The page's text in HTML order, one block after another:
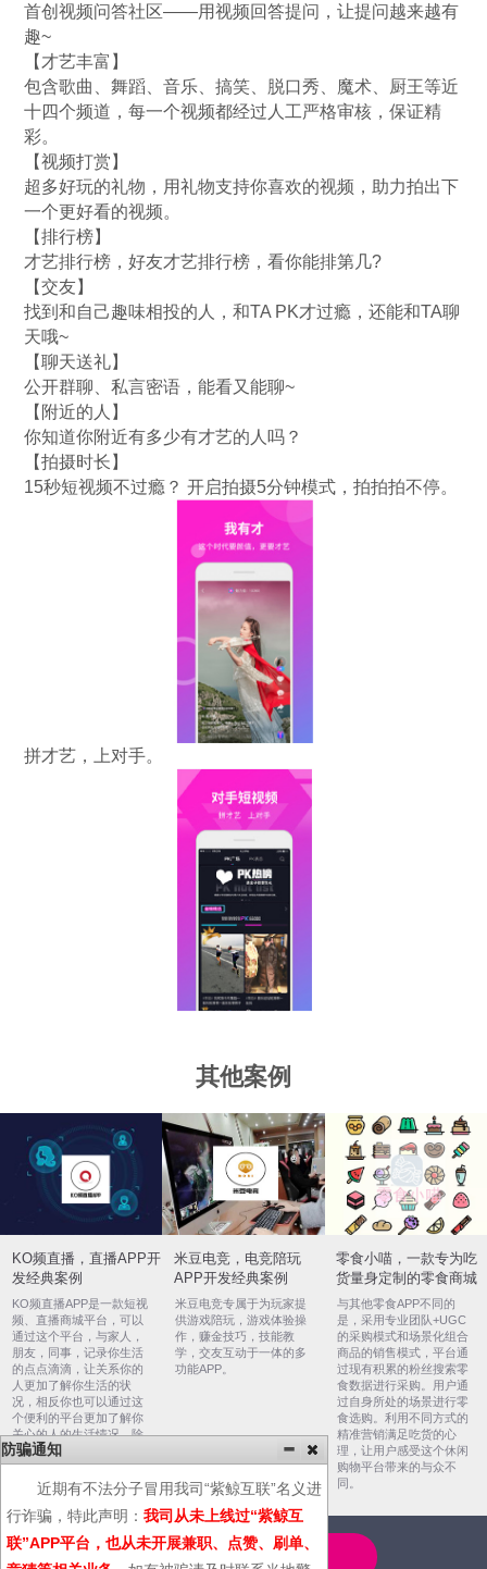
首创视频问答社区——用视频回答提问，让提问越来越有
趣~
【才艺丰富】
包含歌曲、舞蹈、音乐、搞笑、脱口秀、魔术、厨王等近
十四个频道，每一个视频都经过人工严格审核，保证精
彩。
【视频打赏】
超多好玩的礼物，用礼物支持你喜欢的视频，助力拍出下
一个更好看的视频。
【排行榜】
才艺排行榜，好友才艺排行榜，看你能排第几?
【交友】
找到和自己趣味相投的人，和TA PK才过瘾，还能和TA聊
天哦~
【聊天送礼】
公开群聊、私言密语，能看又能聊~
【附近的人】
你知道你附近有多少有才艺的人吗？
【拍摄时长】
15秒短视频不过瘾？ 开启拍摄5分钟模式，拍拍拍不停。
拼才艺，上对手。
其他案例
KO频直播，直播APP开
发经典案例
KO频直播APP是一款短视
频、直播商城平台，可以
通过这个平台，与家人，
朋友，同事，记录你生活
的点点滴滴，让关系你的
人更加了解你生活的状
况，相反你也可以通过这
个便利的平台更加了解你
关心的人的生活情况，除
此之外，你也可以通过这
个平台娱乐自己，让自己
更放松。
米豆电竞，电竞陪玩
APP开发经典案例
米豆电竞专属于为玩家提
供游戏陪玩，游戏体验操
作，赚金技巧，技能教
学，交友互动于一体的多
功能APP。
零食小喵，一款专为吃
货量身定制的零食商城
与其他零食APP不同的
是，采用专业团队+UGC
的采购模式和场景化组合
商品的销售模式，平台通
过现有积累的粉丝搜索零
食数据进行采购。用户通
过自身所处的场景进行零
食选购。利用不同方式的
精准营销满足吃货的心
理，让用户感受这个休闲
购物平台带来的与众不
同。
4000-600-366
防骗通知
近期有不法分子冒用我司“紫鲸互联”名义进
行诈骗，特此声明： 我司从未上线过“紫鲸互
联”APP平台，也从未开展兼职、点赞、刷单、